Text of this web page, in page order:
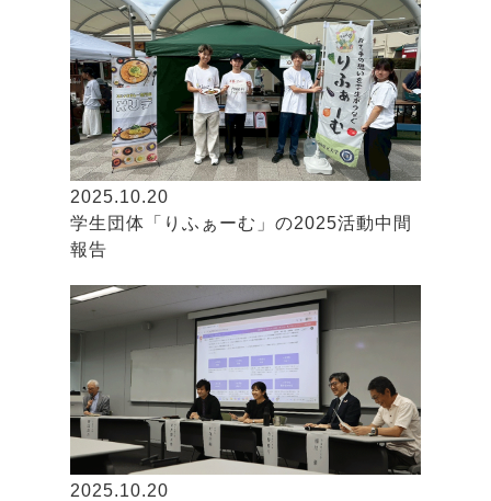
2025.10.20
学生団体「りふぁーむ」の2025活動中間
報告
2025.10.20